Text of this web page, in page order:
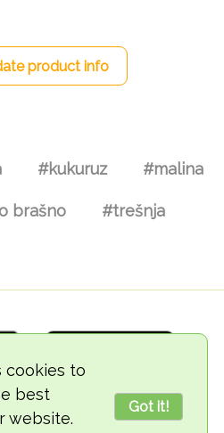
cookies to
best
website.
Got it!
product info
#kukuruz #malina
brašno #trešnja